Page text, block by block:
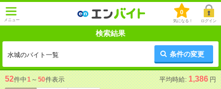
メニュー
0
気になる！ ログイン
検索結果
水城のバイト一覧 条件の変更
52件中1 ～ 50件表示 平均時給: 1,386 円